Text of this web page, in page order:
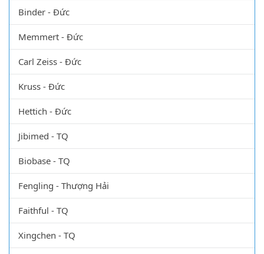
Binder - Đức
Memmert - Đức
Carl Zeiss - Đức
Kruss - Đức
Hettich - Đức
Jibimed - TQ
Biobase - TQ
Fengling - Thượng Hải
Faithful - TQ
Xingchen - TQ